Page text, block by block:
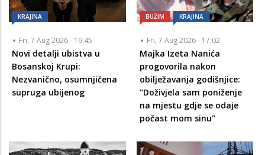
KRAJINA
Fri, 7 Aug 2026 - 19:45
Novi detalji ubistva u
Bosanskoj Krupi:
Nezvanično, osumnjičena
supruga ubijenog
BUŽIM KRAJINA
Fri, 7 Aug 2026 - 17:02
Majka Izeta Nanića
progovorila nakon
obilježavanja godišnjice:
"Doživjela sam poniženje
na mjestu gdje se odaje
počast mom sinu"